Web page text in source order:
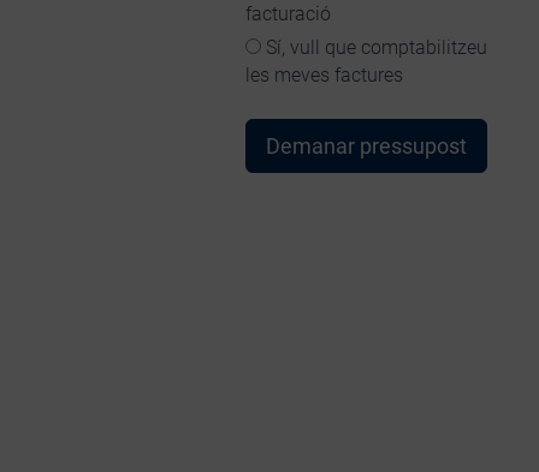
facturació
Sí, vull que comptabilitzeu
les meves factures
Demanar pressupost